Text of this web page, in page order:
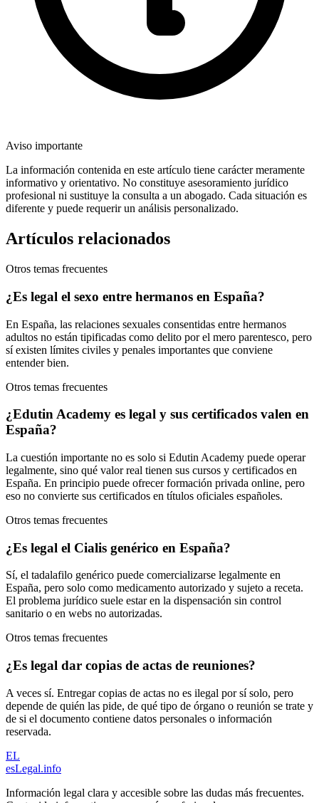
Aviso importante
La información contenida en este artículo tiene carácter meramente
informativo y orientativo. No constituye asesoramiento jurídico
profesional ni sustituye la consulta a un abogado. Cada situación es
diferente y puede requerir un análisis personalizado.
Artículos relacionados
Otros temas frecuentes
¿Es legal el sexo entre hermanos en España?
En España, las relaciones sexuales consentidas entre hermanos
adultos no están tipificadas como delito por el mero parentesco, pero
sí existen límites civiles y penales importantes que conviene
entender bien.
Otros temas frecuentes
¿Edutin Academy es legal y sus certificados valen en
España?
La cuestión importante no es solo si Edutin Academy puede operar
legalmente, sino qué valor real tienen sus cursos y certificados en
España. En principio puede ofrecer formación privada online, pero
eso no convierte sus certificados en títulos oficiales españoles.
Otros temas frecuentes
¿Es legal el Cialis genérico en España?
Sí, el tadalafilo genérico puede comercializarse legalmente en
España, pero solo como medicamento autorizado y sujeto a receta.
El problema jurídico suele estar en la dispensación sin control
sanitario o en webs no autorizadas.
Otros temas frecuentes
¿Es legal dar copias de actas de reuniones?
A veces sí. Entregar copias de actas no es ilegal por sí solo, pero
depende de quién las pide, de qué tipo de órgano o reunión se trate y
de si el documento contiene datos personales o información
reservada.
EL
esLegal.info
Información legal clara y accesible sobre las dudas más frecuentes.